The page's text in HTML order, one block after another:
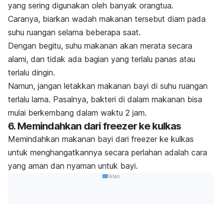
yang sering digunakan oleh banyak orangtua.
Caranya, biarkan wadah makanan tersebut diam pada
suhu ruangan selama beberapa saat.
Dengan begitu, suhu makanan akan merata secara
alami, dan tidak ada bagian yang terlalu panas atau
terlalu dingin.
Namun, jangan letakkan makanan bayi di suhu ruangan
terlalu lama. Pasalnya, bakteri di dalam makanan bisa
mulai berkembang dalam waktu 2 jam.
6. Memindahkan dari freezerke kulkas
Memindahkan makanan bayi dari freezer ke kulkas
untuk menghangatkannya secara perlahan adalah cara
yang aman dan nyaman untuk bayi.
Iklan